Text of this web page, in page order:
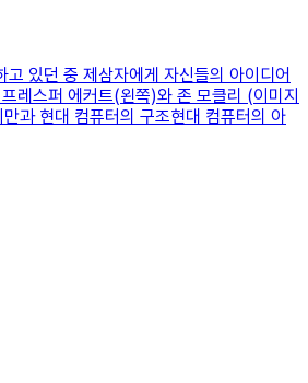
있던 중 제삼자에게 자신들의 아이디어
레스퍼 에커트(왼쪽)와 존 모클리 (이미지
과 현대 컴퓨터의 구조현대 컴퓨터의 아